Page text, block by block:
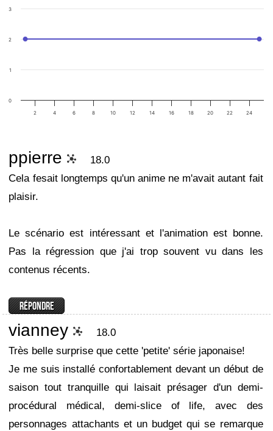
2 4 6 8 10 12 14 16 18 20 22 24
0
1
2
3
ppierre
18.0
Cela fesait longtemps qu'un anime ne m'avait autant fait
plaisir.
Le scénario est intéressant et l'animation est bonne.
Pas la régression que j'ai trop souvent vu dans les
contenus récents.
vianney
18.0
Très belle surprise que cette 'petite' série japonaise!
Je me suis installé confortablement devant un début de
saison tout tranquille qui laisait présager d'un demi-
procédural médical, demi-slice of life, avec des
personnages attachants et un budget qui se remarque